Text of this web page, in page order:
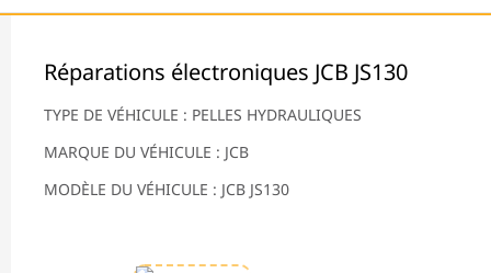
Réparations électroniques JCB JS130
TYPE DE VÉHICULE : PELLES HYDRAULIQUES
MARQUE DU VÉHICULE : JCB
MODÈLE DU VÉHICULE : JCB JS130